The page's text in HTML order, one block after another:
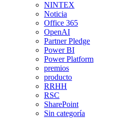
NINTEX
Noticia
Office 365
OpenAI
Partner Pledge
Power BI
Power Platform
premios
producto
RRHH
RSC
SharePoint
Sin categoría